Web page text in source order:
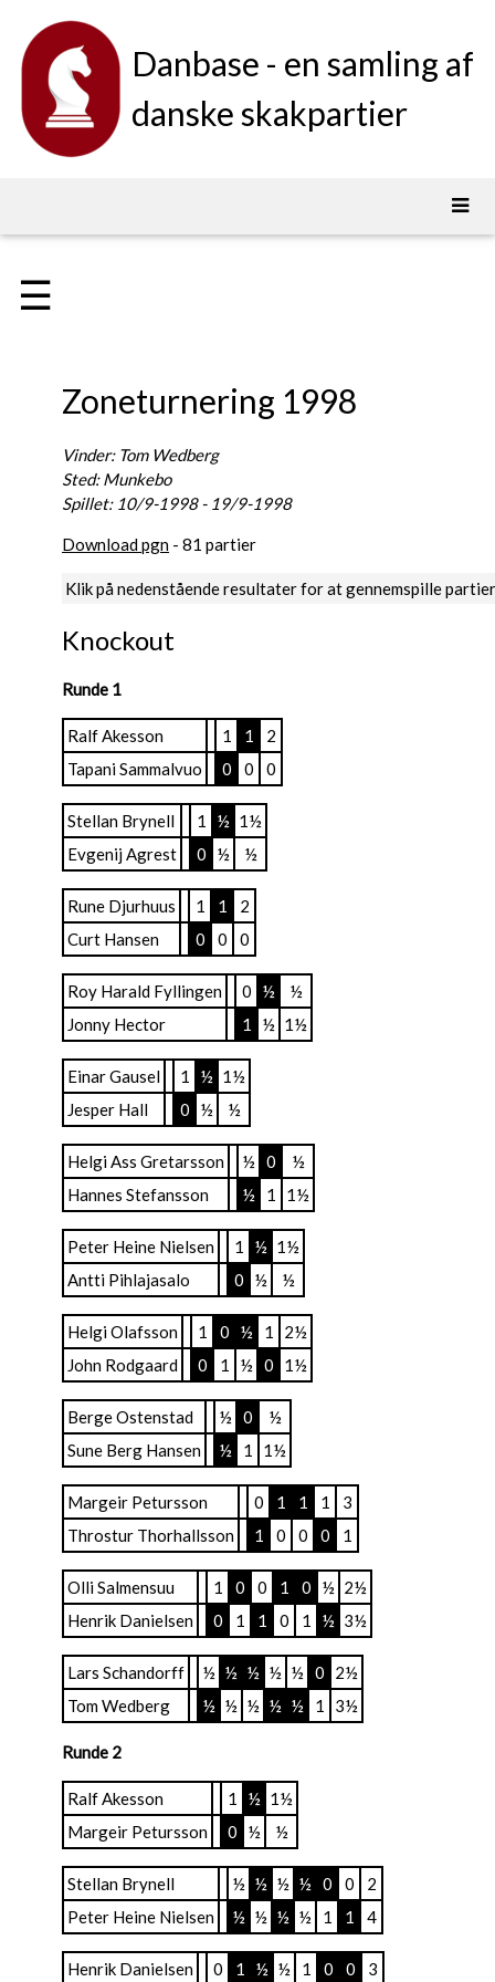
Danbase - en samling af
danske skakpartier
☰
Zoneturnering 1998
Vinder: Tom Wedberg
Sted: Munkebo
Spillet: 10/9-1998 - 19/9-1998
Download pgn - 81 partier
Klik på nedenstående resultater for at gennemspille partier
Knockout
Runde 1
Ralf Akesson 1 1
2
Tapani Sammalvuo
0 0 0
Stellan Brynell 1 ½ 1½
Evgenij Agrest
0 ½ ½
Rune Djurhuus 1 1
2
Curt Hansen
0 0 0
Roy Harald Fyllingen 0 ½
½
Jonny Hector
1 ½ 1½
Einar Gausel 1 ½ 1½
Jesper Hall
0 ½ ½
Helgi Ass Gretarsson ½ 0
½
Hannes Stefansson
½ 1 1½
Peter Heine Nielsen 1 ½ 1½
Antti Pihlajasalo
0 ½ ½
Helgi Olafsson 1 0 ½ 1
2½
John Rodgaard
0 1 ½ 0 1½
Berge Ostenstad ½ 0
½
Sune Berg Hansen
½ 1 1½
Margeir Petursson 0 1 1 1
3
Throstur Thorhallsson
1 0 0 0 1
Olli Salmensuu 1 0 0 1 0 ½ 2½
Henrik Danielsen
0 1 1 0 1 ½ 3½
Lars Schandorff ½ ½ ½ ½ ½ 0
2½
Tom Wedberg
½ ½ ½ ½ ½ 1 3½
Runde 2
Ralf Akesson 1 ½ 1½
Margeir Petursson
0 ½ ½
Stellan Brynell ½ ½ ½ ½ 0 0
2
Peter Heine Nielsen
½ ½ ½ ½ 1 1 4
Henrik Danielsen 0 1 ½ ½ 1 0 0 3